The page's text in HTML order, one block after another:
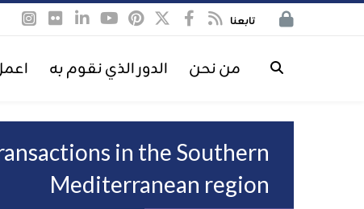
تابعنا
من نحن الدور الذي نقوم به
in the Southern
Mediterranean region